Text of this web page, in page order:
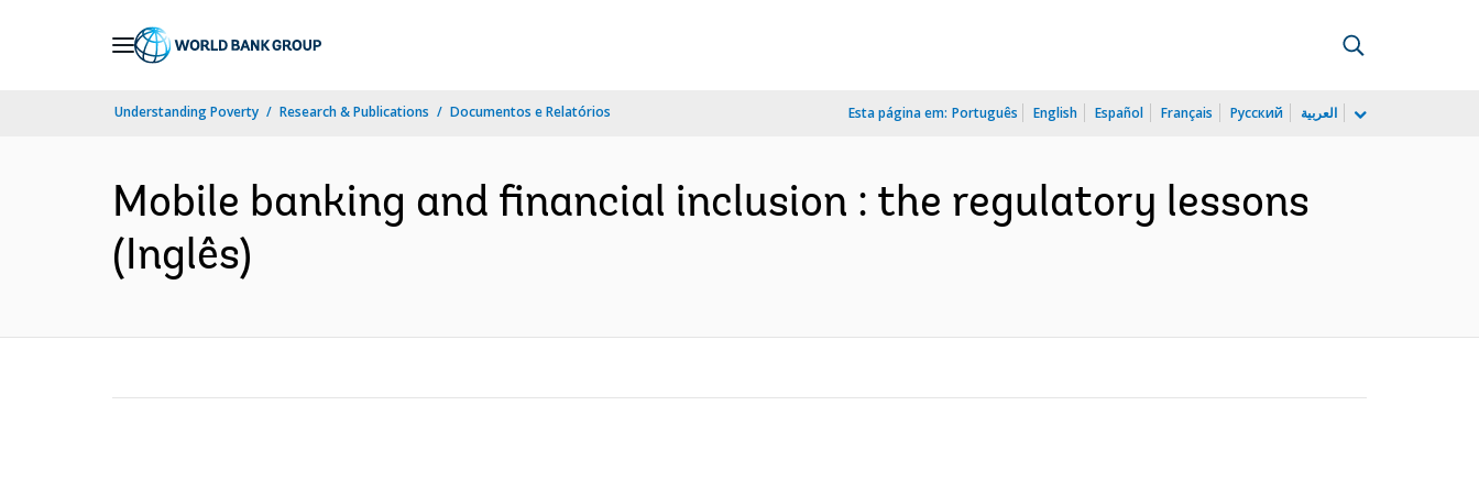
Understanding Poverty Research & Publications Documentos e Relatórios Esta página em: Português English Español Français Русский العربية
Mobile banking and financial inclusion : the regulatory lessons
(Inglês)